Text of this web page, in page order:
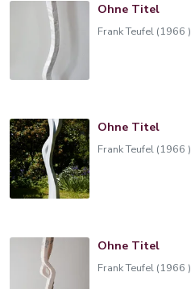
Ohne Titel
Frank Teufel (1966 )
Ohne Titel
Frank Teufel (1966 )
Ohne Titel
Frank Teufel (1966 )